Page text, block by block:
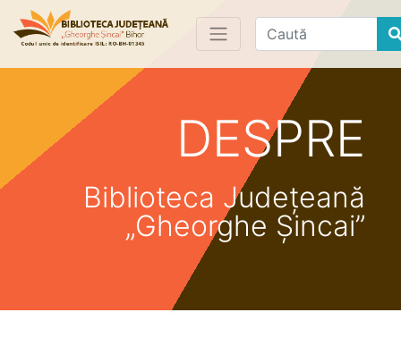
Find
DESPRE
Biblioteca Județeană
„Gheorghe Șincai”